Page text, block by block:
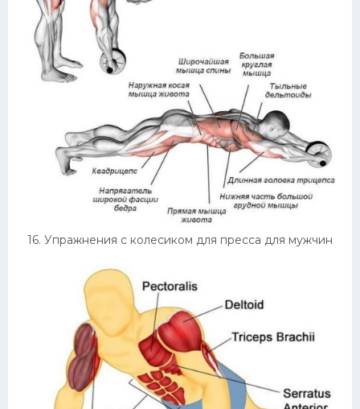
16. Упражнения с колесиком для пресса для мужчин